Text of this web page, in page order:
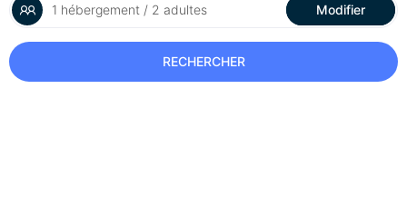
1 hébergement / 2 adultes Modifier